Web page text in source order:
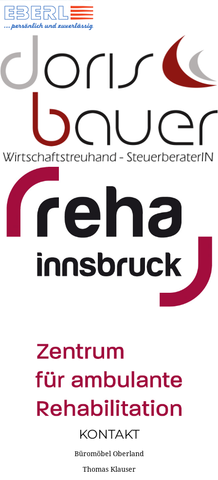
KONTAKT
Büromöbel Oberland
Thomas Klauser